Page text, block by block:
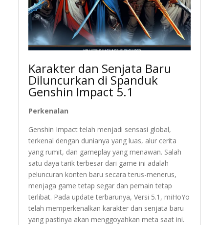
Karakter dan Senjata Baru
Diluncurkan di Spanduk
Genshin Impact 5.1
Perkenalan
Genshin Impact telah menjadi sensasi global,
terkenal dengan dunianya yang luas, alur cerita
yang rumit, dan gameplay yang menawan. Salah
satu daya tarik terbesar dari game ini adalah
peluncuran konten baru secara terus-menerus,
menjaga game tetap segar dan pemain tetap
terlibat. Pada update terbarunya, Versi 5.1, miHoYo
telah memperkenalkan karakter dan senjata baru
yang pastinya akan menggoyahkan meta saat ini.